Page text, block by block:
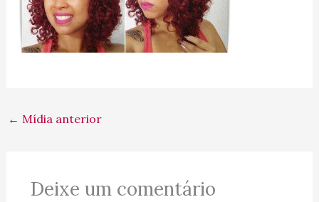
← Mídia anterior
Deixe um comentário